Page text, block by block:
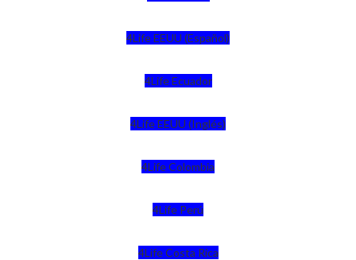
4Life EEUU (Español)
4Life Ecuador
4Life EEUU (Inglés)
4Life Colombia
4Life Perú
4Life Costa Rica